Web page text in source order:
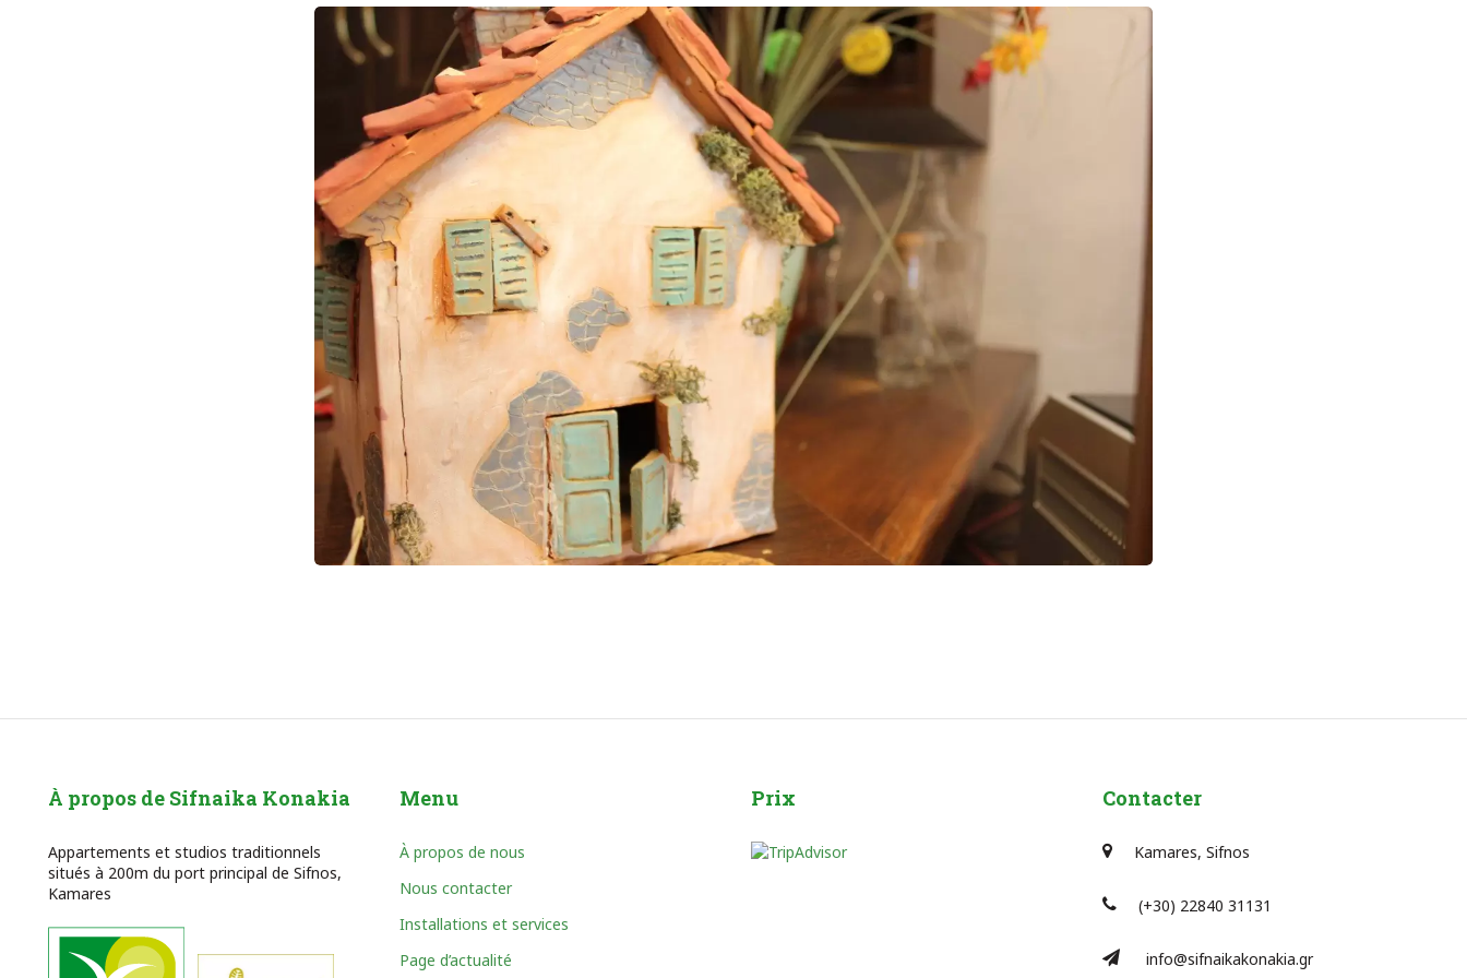
À propos de Sifnaika Konakia
Appartements et studios traditionnels
situés à 200m du port principal de Sifnos,
Kamares
Menu
À propos de nous
Nous contacter
Installations et services
Page d’actualité
Prix Contacter
Kamares, Sifnos
(+30) 22840 31131
info@sifnaikakonakia.gr